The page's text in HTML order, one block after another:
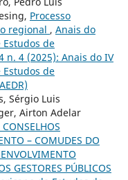
Processo
regional , Anais do
de
n. 4 (2025): Anais do IV
de
Sérgio Luis
Airton Adelar
– COMUDES DO
GESTORES PÚBLICOS